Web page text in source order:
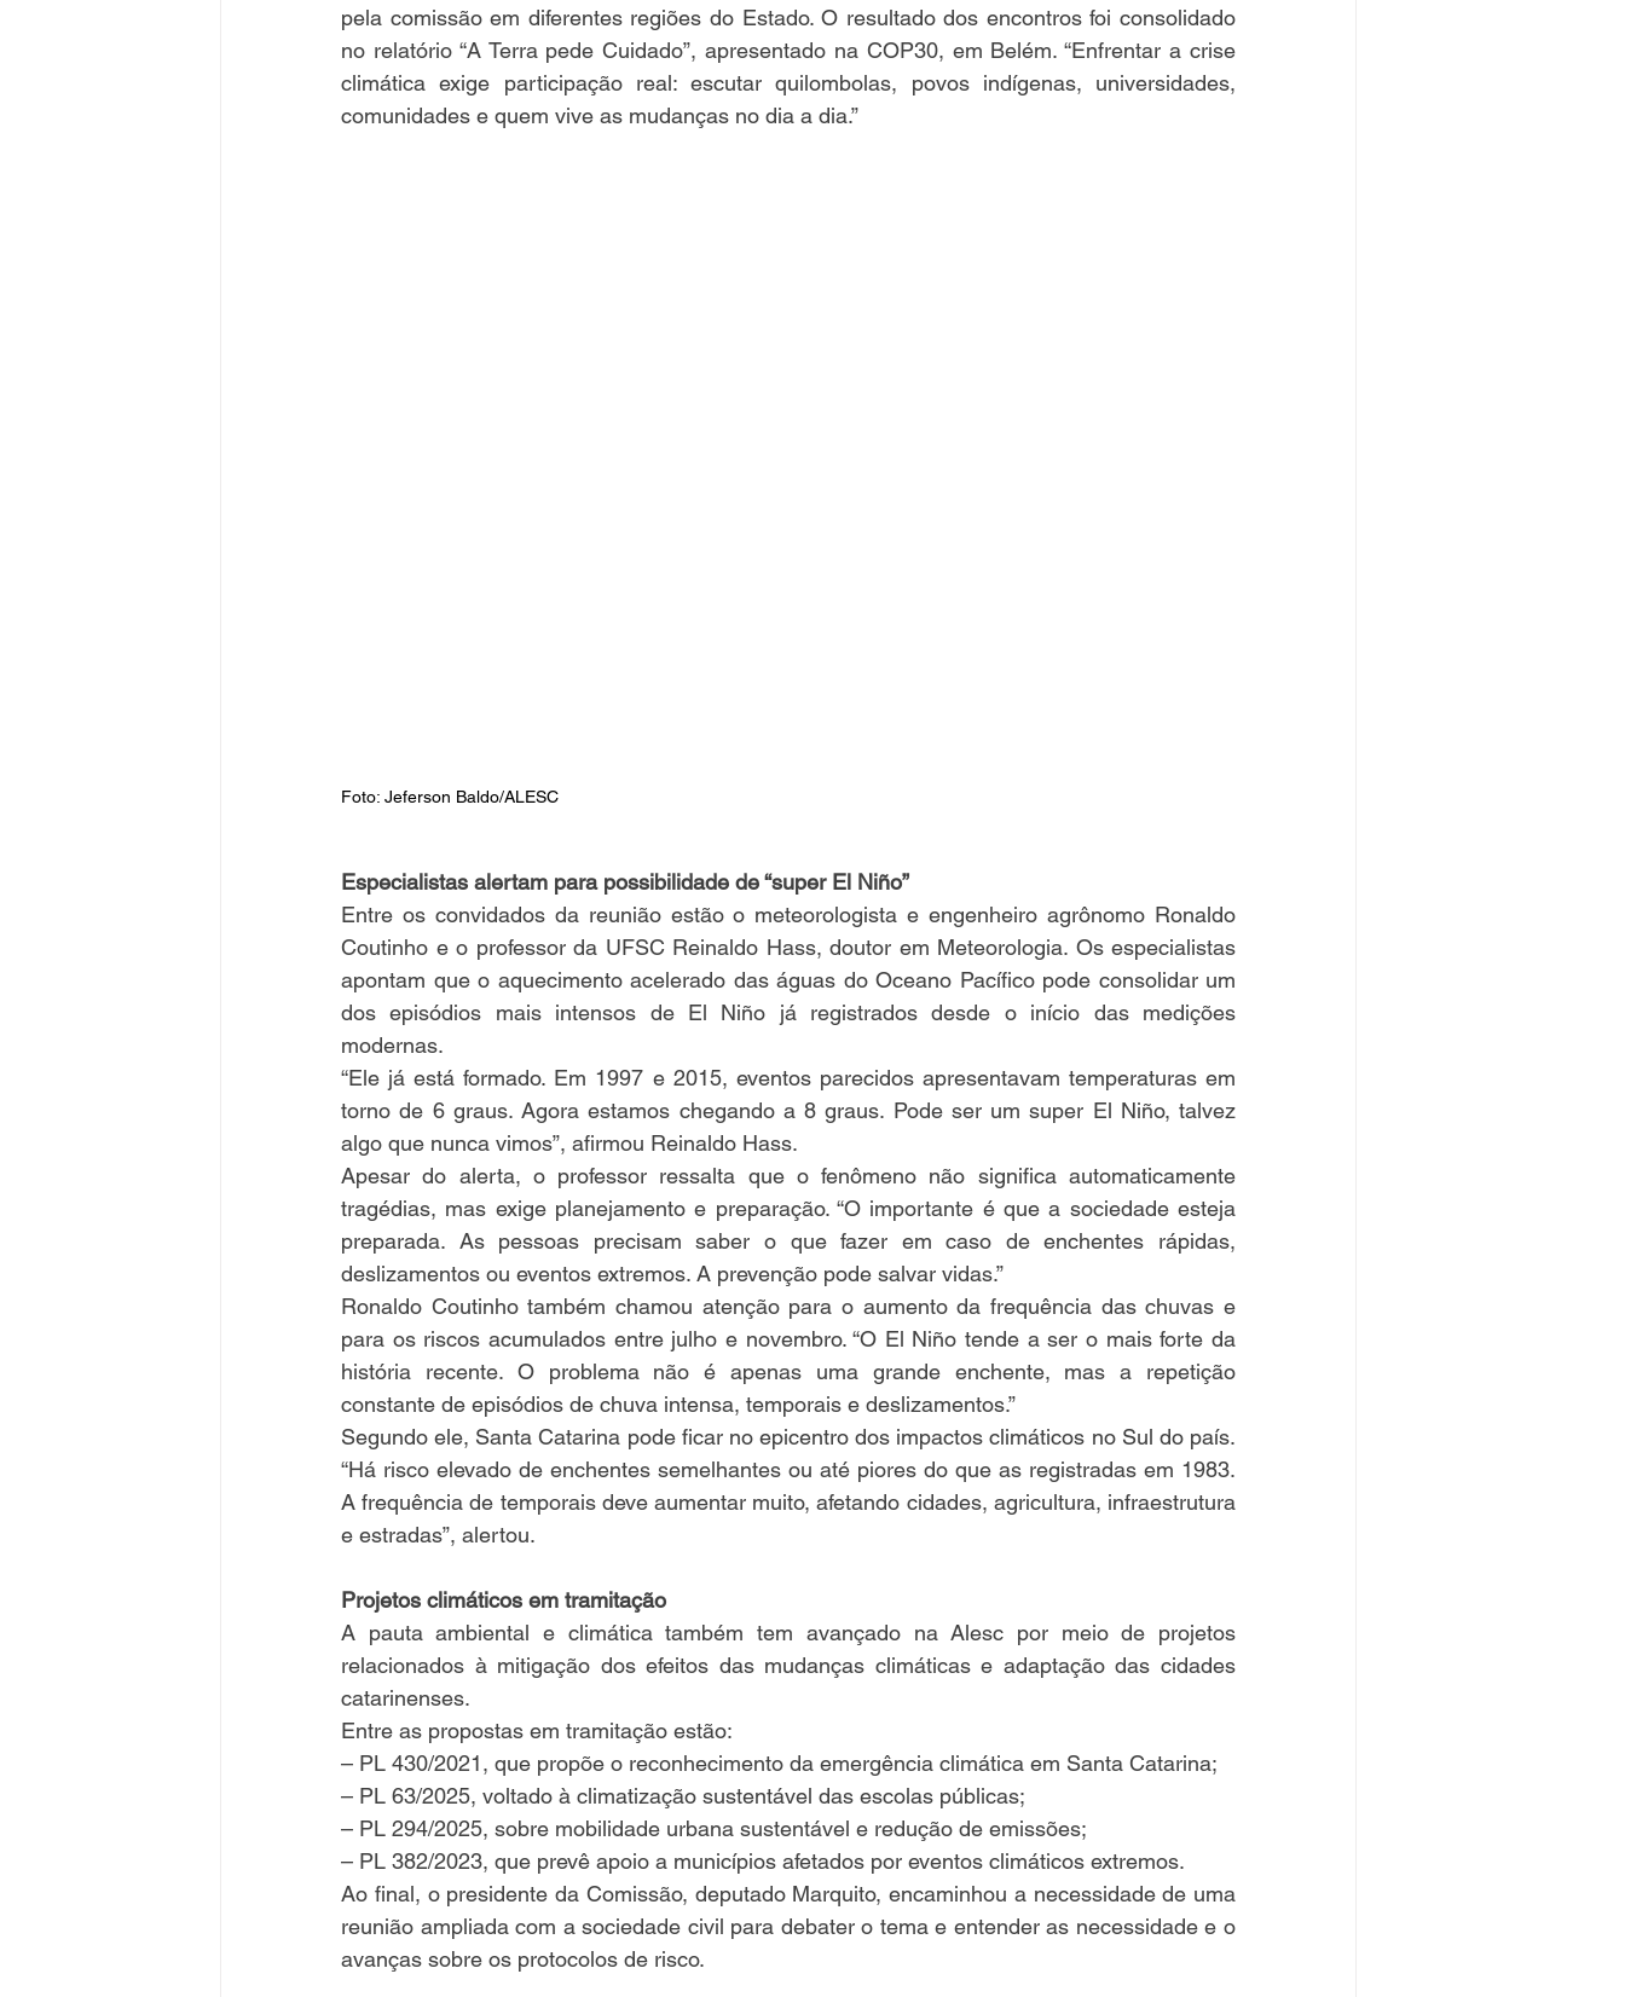
pela comissão em diferentes regiões do Estado. O resultado dos encontros foi consolidado
no relatório “A Terra pede Cuidado”, apresentado na COP30, em Belém. “Enfrentar a crise
climática exige participação real: escutar quilombolas, povos indígenas, universidades,
comunidades e quem vive as mudanças no dia a dia.”
Foto: Jeferson Baldo/ALESC
Especialistas alertam para possibilidade de “super El Niño”
Entre os convidados da reunião estão o meteorologista e engenheiro agrônomo Ronaldo
Coutinho e o professor da UFSC Reinaldo Hass, doutor em Meteorologia. Os especialistas
apontam que o aquecimento acelerado das águas do Oceano Pacífico pode consolidar um
dos episódios mais intensos de El Niño já registrados desde o início das medições
modernas.
“Ele já está formado. Em 1997 e 2015, eventos parecidos apresentavam temperaturas em
torno de 6 graus. Agora estamos chegando a 8 graus. Pode ser um super El Niño, talvez
algo que nunca vimos”, afirmou Reinaldo Hass.
Apesar do alerta, o professor ressalta que o fenômeno não significa automaticamente
tragédias, mas exige planejamento e preparação. “O importante é que a sociedade esteja
preparada. As pessoas precisam saber o que fazer em caso de enchentes rápidas,
deslizamentos ou eventos extremos. A prevenção pode salvar vidas.”
Ronaldo Coutinho também chamou atenção para o aumento da frequência das chuvas e
para os riscos acumulados entre julho e novembro. “O El Niño tende a ser o mais forte da
história recente. O problema não é apenas uma grande enchente, mas a repetição
constante de episódios de chuva intensa, temporais e deslizamentos.”
Segundo ele, Santa Catarina pode ficar no epicentro dos impactos climáticos no Sul do país.
“Há risco elevado de enchentes semelhantes ou até piores do que as registradas em 1983.
A frequência de temporais deve aumentar muito, afetando cidades, agricultura, infraestrutura
e estradas”, alertou.
Projetos climáticos em tramitação
A pauta ambiental e climática também tem avançado na Alesc por meio de projetos
relacionados à mitigação dos efeitos das mudanças climáticas e adaptação das cidades
catarinenses.
Entre as propostas em tramitação estão:
– PL 430/2021, que propõe o reconhecimento da emergência climática em Santa Catarina;
– PL 63/2025, voltado à climatização sustentável das escolas públicas;
– PL 294/2025, sobre mobilidade urbana sustentável e redução de emissões;
– PL 382/2023, que prevê apoio a municípios afetados por eventos climáticos extremos.
Ao final, o presidente da Comissão, deputado Marquito, encaminhou a necessidade de uma
reunião ampliada com a sociedade civil para debater o tema e entender as necessidade e o
avanças sobre os protocolos de risco.